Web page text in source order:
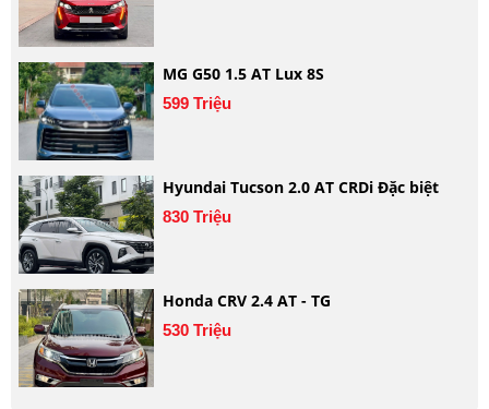
MG G50 1.5 AT Lux 8S
599 Triệu
Hyundai Tucson 2.0 AT CRDi Đặc biệt
830 Triệu
Honda CRV 2.4 AT - TG
530 Triệu